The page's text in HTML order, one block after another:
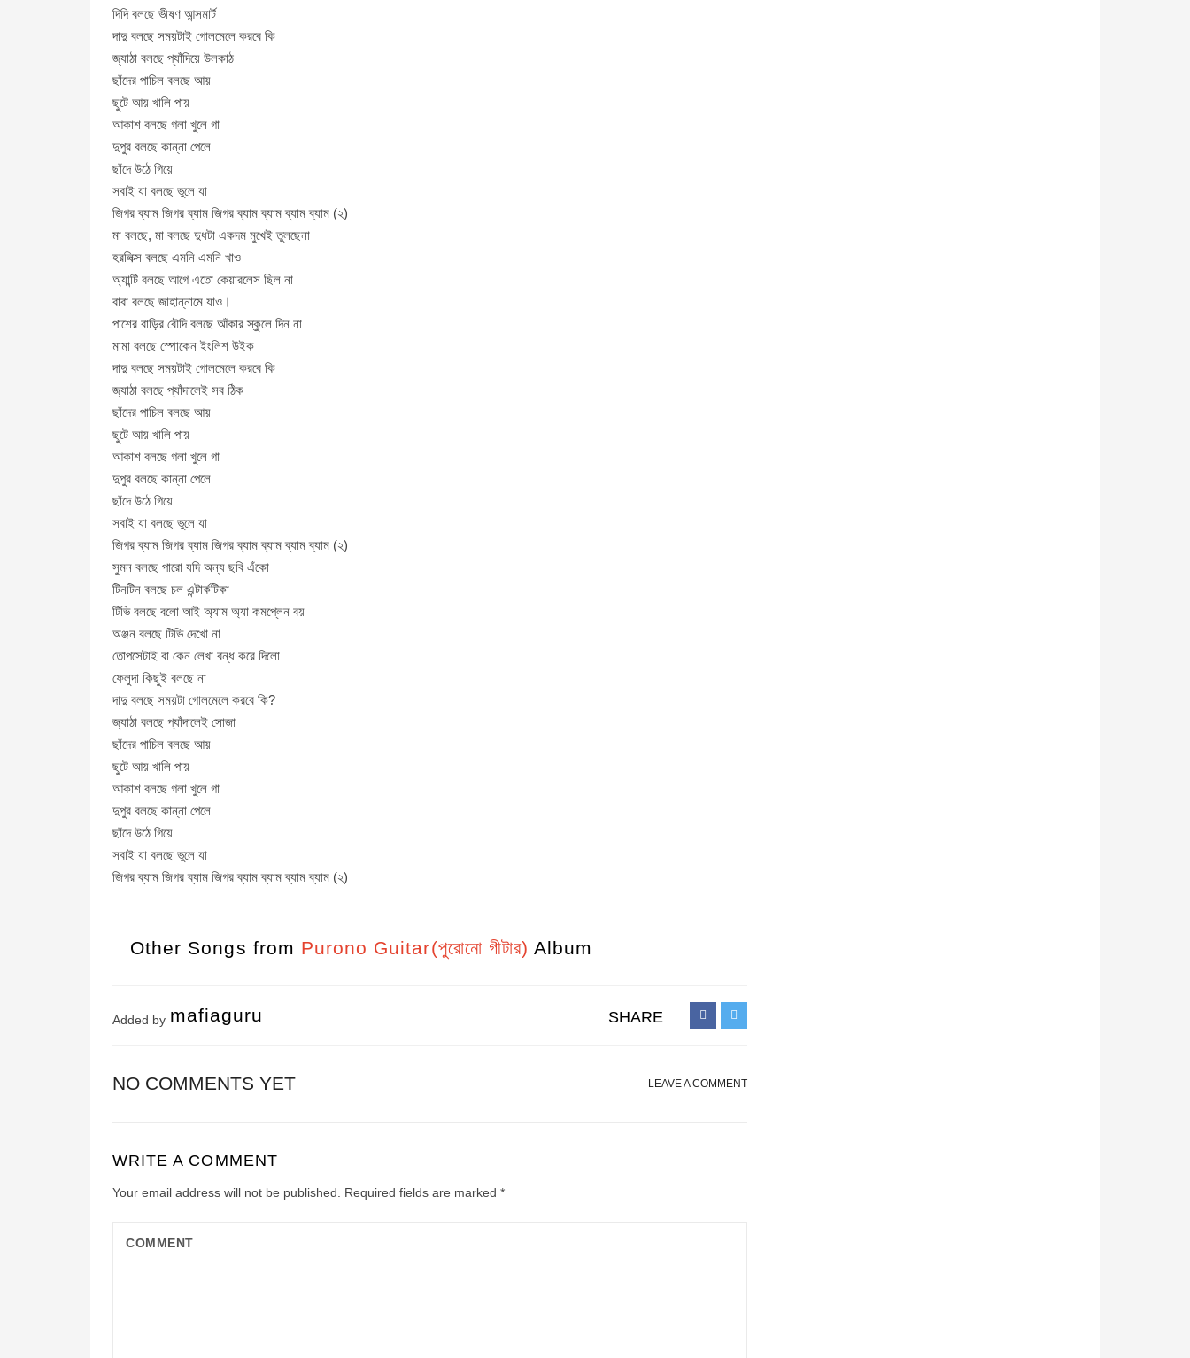
দিদি বলছে ভীষণ আন্সমার্ট
দাদু বলছে সময়টাই গোলমেলে করবে কি
জ্যাঠা বলছে প্যাঁদিয়ে উলকাঠ
ছাঁদের পাচিল বলছে আয়
ছুটে আয় খালি পায়
আকাশ বলছে গলা খুলে গা
দুপুর বলছে কান্না পেলে
ছাঁদে উঠে গিয়ে
সবাই যা বলছে ভুলে যা
জিগর ব্যাম জিগর ব্যাম জিগর ব্যাম ব্যাম ব্যাম ব্যাম (২)
মা বলছে, মা বলছে দুধটা একদম মুখেই তুলছেনা
হরলিক্স বলছে এমনি এমনি খাও
অ্যান্টি বলছে আগে এতো কেয়ারলেস ছিল না
বাবা বলছে জাহান্নামে যাও।
পাশের বাড়ির বৌদি বলছে আঁকার স্কুলে দিন না
মামা বলছে স্পোকেন ইংলিশ উইক
দাদু বলছে সময়টাই গোলমেলে করবে কি
জ্যাঠা বলছে প্যাঁদালেই সব ঠিক
ছাঁদের পাচিল বলছে আয়
ছুটে আয় খালি পায়
আকাশ বলছে গলা খুলে গা
দুপুর বলছে কান্না পেলে
ছাঁদে উঠে গিয়ে
সবাই যা বলছে ভুলে যা
জিগর ব্যাম জিগর ব্যাম জিগর ব্যাম ব্যাম ব্যাম ব্যাম (২)
সুমন বলছে পারো যদি অন্য ছবি এঁকো
টিনটিন বলছে চল এন্টার্কটিকা
টিভি বলছে বলো আই অ্যাম অ্যা কমপ্লেন বয়
অঞ্জন বলছে টিভি দেখো না
তোপসেটাই বা কেন লেখা বন্ধ করে দিলো
ফেলুদা কিছুই বলছে না
দাদু বলছে সময়টা গোলমেলে করবে কি?
জ্যাঠা বলছে প্যাঁদালেই সোজা
ছাঁদের পাচিল বলছে আয়
ছুটে আয় খালি পায়
আকাশ বলছে গলা খুলে গা
দুপুর বলছে কান্না পেলে
ছাঁদে উঠে গিয়ে
সবাই যা বলছে ভুলে যা
জিগর ব্যাম জিগর ব্যাম জিগর ব্যাম ব্যাম ব্যাম ব্যাম (২)
Other Songs from Purono Guitar(পুরোনো গীটার) Album
Added by mafiaguru SHARE
NO COMMENTS YET LEAVE A COMMENT
WRITE A COMMENT
Your email address will not be published. Required fields are marked *